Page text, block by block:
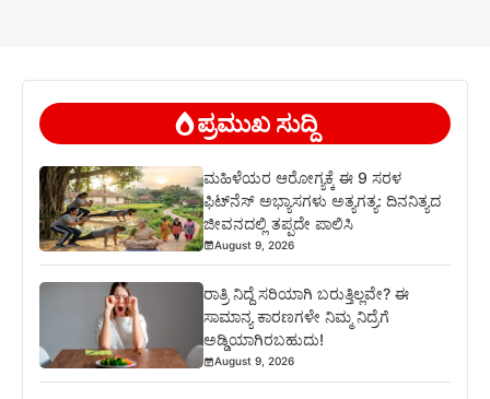
ಪ್ರಮುಖ ಸುದ್ದಿ
ಮಹಿಳೆಯರ ಆರೋಗ್ಯಕ್ಕೆ ಈ 9 ಸರಳ
ಫಿಟ್‌ನೆಸ್‌ ಅಭ್ಯಾಸಗಳು ಅತ್ಯಗತ್ಯ: ದಿನನಿತ್ಯದ
ಜೀವನದಲ್ಲಿ ತಪ್ಪದೇ ಪಾಲಿಸಿ
August 9, 2026
ರಾತ್ರಿ ನಿದ್ದೆ ಸರಿಯಾಗಿ ಬರುತ್ತಿಲ್ಲವೇ? ಈ
ಸಾಮಾನ್ಯ ಕಾರಣಗಳೇ ನಿಮ್ಮ ನಿದ್ರೆಗೆ
ಅಡ್ಡಿಯಾಗಿರಬಹುದು!
August 9, 2026